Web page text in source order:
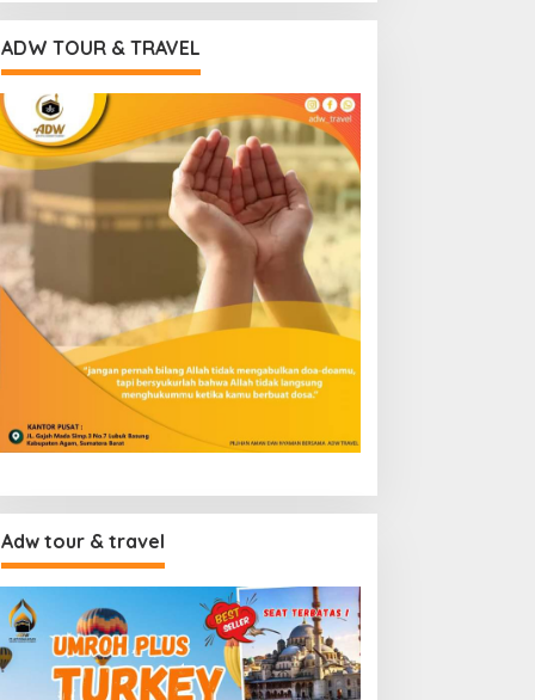
ADW TOUR & TRAVEL
Adw tour & travel